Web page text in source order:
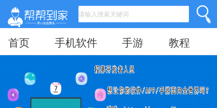
首页 手机软件 手游 教程